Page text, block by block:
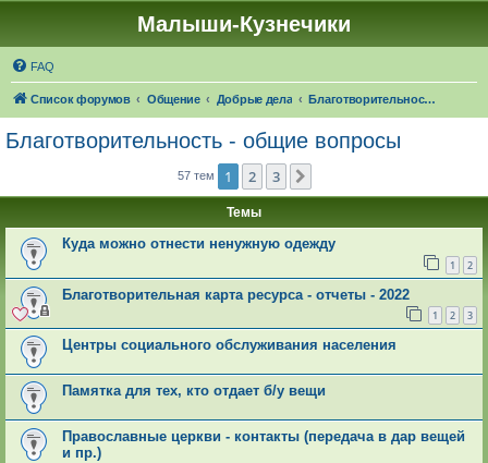
Малыши-Кузнечики
FAQ
Список форумов Общение Добрые дела Благотворительность - общие вопросы
Благотворительность - общие вопросы
57 тем 1 2 3
Темы
Куда можно отнести ненужную одежду
1 2
Благотворительная карта ресурса - отчеты - 2022
1 2 3
Центры социального обслуживания населения
Памятка для тех, кто отдает б/у вещи
Православные церкви - контакты (передача в дар вещей
и пр.)